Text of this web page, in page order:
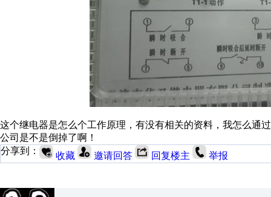
这个继电器是怎么个工作原理，有没有相关的资料，我怎么通
公司是不是倒掉了啊！
分享到：
收藏 邀请回答 回复楼主 举报